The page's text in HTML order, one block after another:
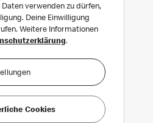
verwenden zu dürfen,
Deine Einwilligung
Weitere Informationen
.
Cookies